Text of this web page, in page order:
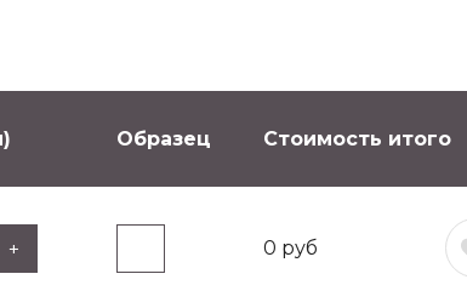
Образец Стоимость итого
+ 0 руб